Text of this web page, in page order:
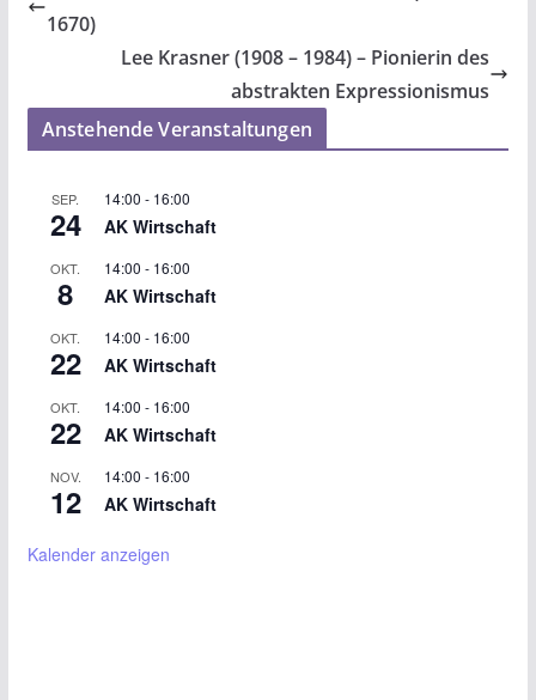
1670)
Lee Krasner (1908 – 1984) – Pionierin des
abstrakten Expressionismus
Anstehende Veranstaltungen
SEP.
24
14:00 - 16:00
AK Wirtschaft
OKT.
8
14:00 - 16:00
AK Wirtschaft
OKT.
22
14:00 - 16:00
AK Wirtschaft
OKT.
22
14:00 - 16:00
AK Wirtschaft
NOV.
12
14:00 - 16:00
AK Wirtschaft
Kalender anzeigen